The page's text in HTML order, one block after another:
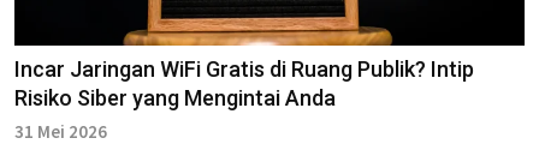
Incar Jaringan WiFi Gratis di Ruang Publik? Intip
Risiko Siber yang Mengintai Anda
31 Mei 2026